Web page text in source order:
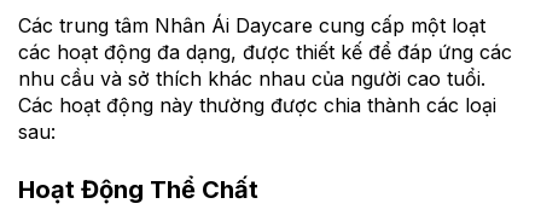
Các trung tâm Nhân Ái Daycare cung cấp một loạt
các hoạt động đa dạng, được thiết kế để đáp ứng các
nhu cầu và sở thích khác nhau của người cao tuổi.
Các hoạt động này thường được chia thành các loại
sau:
Hoạt Động Thể Chất